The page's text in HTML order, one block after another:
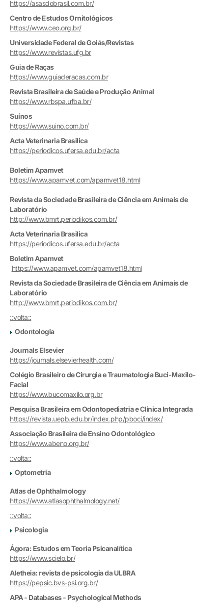
https://asasdobrasil.com.br/
Centro de Estudos Ornitológicos
https://www.ceo.org.br/
Universidade Federal de Goiás/Revistas
https://www.revistas.ufg.br
Guia de Raças
https://www.guiaderacas.com.br
Revista Brasileira de Saúde e Produção Animal
https://www.rbspa.ufba.br/
Suínos
https://www.suino.com.br/
Acta Veterinaria Brasilica
https://periodicos.ufersa.edu.br/acta
Boletim Apamvet
https://www.apamvet.com/apamvet18.html
Revista da Sociedade Brasileira de Ciência em Animais de
Laboratório
http://www.bmrt.periodikos.com.br/
Acta Veterinaria Brasilica
https://periodicos.ufersa.edu.br/acta
Boletim Apamvet
https://www.apamvet.com/apamvet18.html
Revista da Sociedade Brasileira de Ciência em Animais de
Laboratório
http://www.bmrt.periodikos.com.br/
::volta::
Odontologia
Journals Elsevier
https://journals.elsevierhealth.com/
Colégio Brasileiro de Cirurgia e Traumatologia Buci-Maxilo-
Facial
https://www.bucomaxilo.org.br
Pesquisa Brasileira em Odontopediatria e Clínica Integrada
https://revista.uepb.edu.br/index.php/pboci/index/
Associação Brasileira de Ensino Odontológico
https://www.abeno.org.br/
::volta::
Optometria
Atlas de Ophthalmology
https://www.atlasophthalmology.net/
::volta::
Psicologia
Ágora: Estudos em Teoria Psicanalítica
https://www.scielo.br/
Aletheia: revista de psicologia da ULBRA
https://pepsic.bvs-psi.org.br/
APA - Databases - Psychological Methods